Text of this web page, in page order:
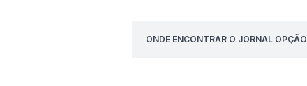
ONDE ENCONTRAR O JORNAL OPÇÃO